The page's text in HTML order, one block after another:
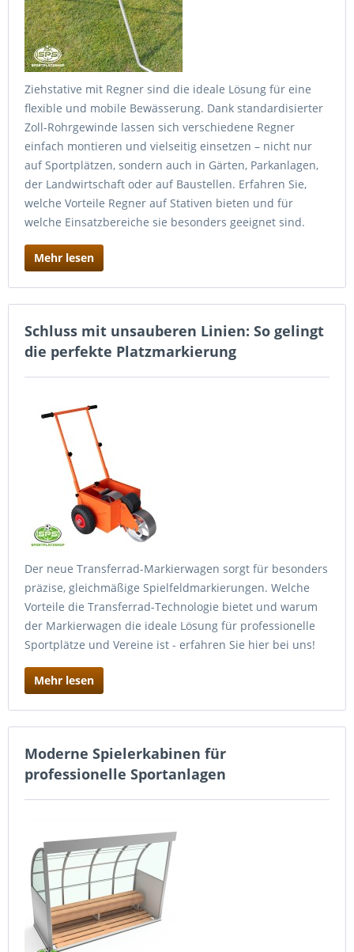
Ziehstative mit Regner sind die ideale Lösung für eine
flexible und mobile Bewässerung. Dank standardisierter
Zoll-Rohrgewinde lassen sich verschiedene Regner
einfach montieren und vielseitig einsetzen – nicht nur
auf Sportplätzen, sondern auch in Gärten, Parkanlagen,
der Landwirtschaft oder auf Baustellen. Erfahren Sie,
welche Vorteile Regner auf Stativen bieten und für
welche Einsatzbereiche sie besonders geeignet sind.
Mehr lesen
Schluss mit unsauberen Linien: So gelingt
die perfekte Platzmarkierung
Der neue Transferrad-Markierwagen sorgt für besonders
präzise, gleichmäßige Spielfeldmarkierungen. Welche
Vorteile die Transferrad-Technologie bietet und warum
der Markierwagen die ideale Lösung für professionelle
Sportplätze und Vereine ist - erfahren Sie hier bei uns!
Mehr lesen
Moderne Spielerkabinen für
professionelle Sportanlagen